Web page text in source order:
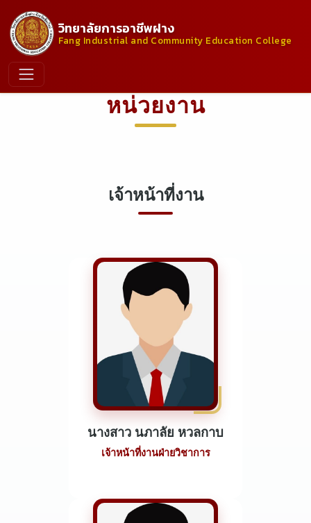
วิทยาลัยการอาชีพฝาง
Fang Industrial and Community Education College
หน่วยงาน
เจ้าหน้าที่งาน
นางสาว นภาลัย หวลกาบ
เจ้าหน้าที่งานฝ่ายวิชาการ